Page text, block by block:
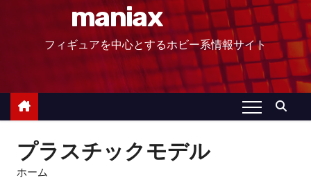
maniax
フィギュアを中心とするホビー系情報サイト
プラスチックモデル
ホーム